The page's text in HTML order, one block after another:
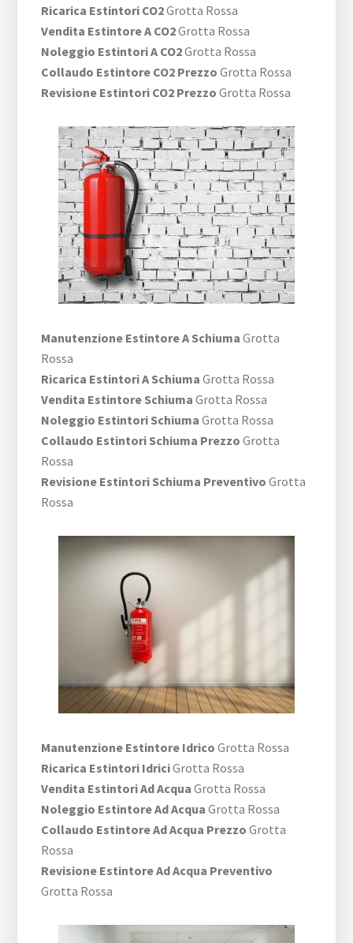
Ricarica Estintori CO2Grotta Rossa
Vendita Estintore A CO2Grotta Rossa
Noleggio Estintori A CO2Grotta Rossa
Collaudo Estintore CO2 Prezzo Grotta Rossa
Revisione Estintori CO2 Prezzo Grotta Rossa
Manutenzione Estintore A Schiuma Grotta
Rossa
Ricarica Estintori A Schiuma Grotta Rossa
Vendita Estintore Schiuma Grotta Rossa
Noleggio Estintori Schiuma Grotta Rossa
Collaudo Estintori Schiuma Prezzo Grotta
Rossa
Revisione Estintori Schiuma Preventivo Grotta
Rossa
Manutenzione Estintore Idrico Grotta Rossa
Ricarica Estintori IdriciGrotta Rossa
Vendita Estintori Ad Acqua Grotta Rossa
Noleggio Estintore Ad Acqua Grotta Rossa
Collaudo Estintore Ad Acqua Prezzo Grotta
Rossa
Revisione Estintore Ad Acqua Preventivo
Grotta Rossa